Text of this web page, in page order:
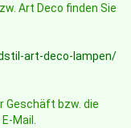
Art Deco finden Sie
art-deco-lampen/
Geschäft bzw. die
Mail.